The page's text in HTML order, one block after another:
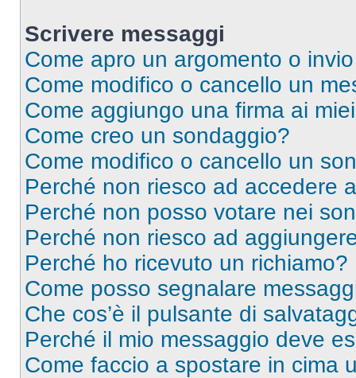
Scrivere messaggi
Come apro un argomento o
Come modifico o cancello un
Come aggiungo una firma ai
Come creo un sondaggio?
Come modifico o cancello un
Perché non riesco ad accedere
Perché non posso votare nei
Perché non riesco ad
Perché ho ricevuto un richiamo?
Come posso segnalare
Che cos’è il pulsante di
Perché il mio messaggio deve
Come faccio a spostare in cima